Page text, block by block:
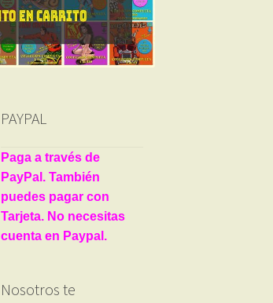
PAYPAL
Paga a través de
PayPal. También
puedes pagar con
Tarjeta. No necesitas
cuenta en Paypal.
Nosotros te